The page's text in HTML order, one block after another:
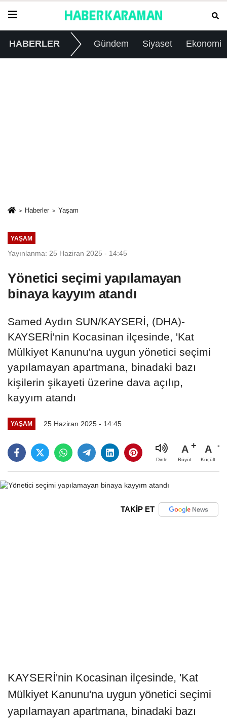
HABERLER Gündem Siyaset Ekonomi
Haberler Yaşam
YAŞAM
Yayınlanma: 25 Haziran 2025 - 14:45
Yönetici seçimi yapılamayan
binaya kayyım atandı
Samed Aydın SUN/KAYSERİ, (DHA)-
KAYSERİ'nin Kocasinan ilçesinde, 'Kat
Mülkiyet Kanunu'na uygun yönetici seçimi
yapılamayan apartmana, binadaki bazı
kişilerin şikayeti üzerine dava açılıp,
kayyım atandı
YAŞAM 25 Haziran 2025 - 14:45
Dinle
A
Büyüt
A
Küçült
TAKİP ET
KAYSERİ'nin Kocasinan ilçesinde, 'Kat
Mülkiyet Kanunu'na uygun yönetici seçimi
yapılamayan apartmana, binadaki bazı